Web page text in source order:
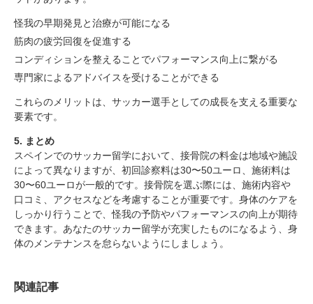
怪我の早期発見と治療が可能になる
筋肉の疲労回復を促進する
コンディションを整えることでパフォーマンス向上に繋がる
専門家によるアドバイスを受けることができる
これらのメリットは、サッカー選手としての成長を支える重要な
要素です。
5. まとめ
スペインでのサッカー留学において、接骨院の料金は地域や施設
によって異なりますが、初回診察料は30〜50ユーロ、施術料は
30〜60ユーロが一般的です。接骨院を選ぶ際には、施術内容や
口コミ、アクセスなどを考慮することが重要です。身体のケアを
しっかり行うことで、怪我の予防やパフォーマンスの向上が期待
できます。あなたのサッカー留学が充実したものになるよう、身
体のメンテナンスを怠らないようにしましょう。
関連記事